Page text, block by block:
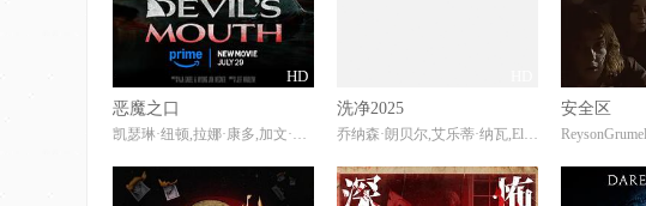
HD
恶魔之口
洗净2025
安全区